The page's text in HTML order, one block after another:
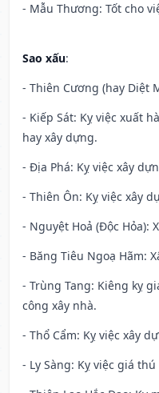
- Mẫu Thương: Tốt cho
Sao xấu:
- Thiên Cương (hay Diệt
- Kiếp Sát: Kỵ việc xuất
hay xây dựng.
- Địa Phá: Kỵ việc xây
- Thiên Ôn: Kỵ việc xây
- Nguyệt Hoả (Độc Hỏa):
- Băng Tiêu Ngoạ Hãm:
- Trùng Tang: Kiêng kỵ
công xây nhà.
- Thổ Cẩm: Kỵ việc xây
- Ly Sàng: Kỵ việc giá